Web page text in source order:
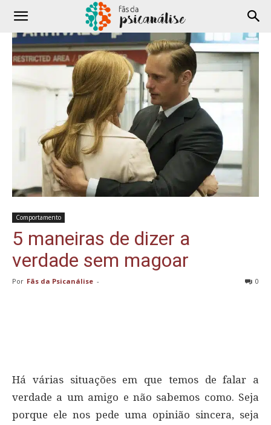
Comportamento
5 maneiras de dizer a
verdade sem magoar
Por Fãs da Psicanálise - 0
Há várias situações em que temos de falar a
verdade a um amigo e não sabemos como. Seja
porque ele nos pede uma opinião sincera, seja